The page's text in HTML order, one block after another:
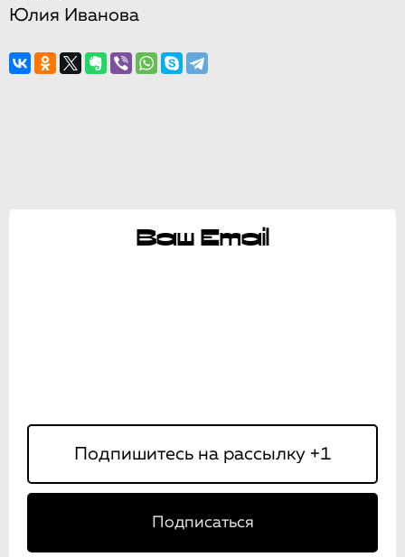
Юлия Иванова
Ваш Email
Подписаться